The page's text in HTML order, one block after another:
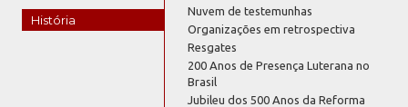
História
Nuvem de testemunhas
Organizações em retrospectiva
Resgates
200 Anos de Presença Luterana no
Brasil
Jubileu dos 500 Anos da Reforma